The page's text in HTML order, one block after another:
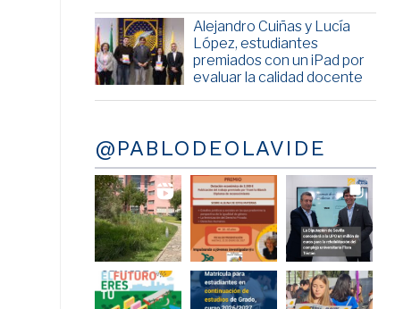
Alejandro Cuiñas y Lucía
López, estudiantes
premiados con un iPad por
evaluar la calidad docente
@PABLODEOLAVIDE